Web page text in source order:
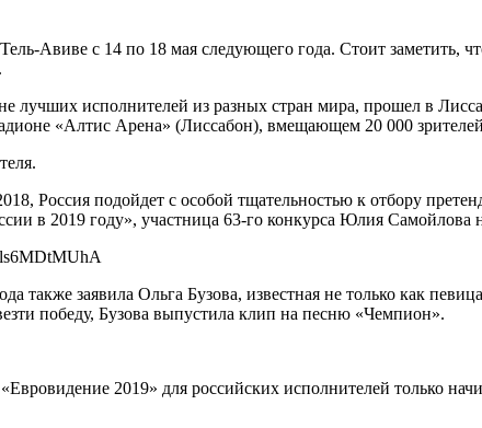
Авиве с 14 по 18 мая следующего года. Стоит заметить,
исполнителей из разных стран мира, прошел в
«Алтис Арена» (Лиссабон), вмещающем 20 000
Россия подойдет с особой тщательностью к отбору
в 2019 году», участница 63-го конкурса Юлия
также заявила Ольга Бузова, известная не только как
победу, Бузова выпустила клип на песню «Чемпион».
2019» для российских исполнителей только